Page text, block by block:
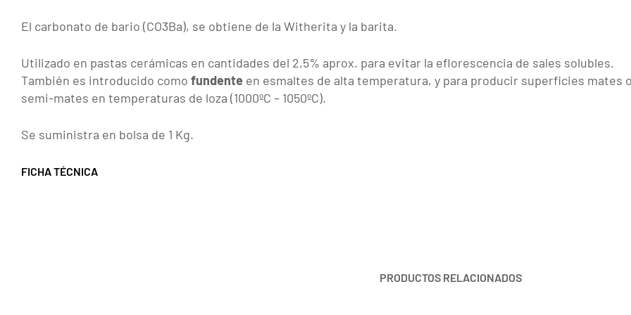
El carbonato de bario (CO3Ba), se obtiene de la Witherita y la barita.
Utilizado en pastas cerámicas en cantidades del 2,5% aprox. para evitar la eflorescencia de sales solubles.
También es introducido como fundente en esmaltes de alta temperatura, y para producir superficies mates
semi-mates en temperaturas de loza (1000ºC – 1050ºC).
Se suministra en bolsa de 1 Kg.
FICHA TÉCNICA
PRODUCTOS RELACIONADOS